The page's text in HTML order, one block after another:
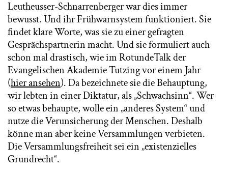
Leutheusser-Schnarrenberger war dies immer
bewusst. Und ihr Frühwarnsystem funktioniert. Sie
findet klare Worte, was sie zu einer gefragten
Gesprächspartnerin macht. Und sie formuliert auch
schon mal drastisch, wie im RotundeTalk der
Evangelischen Akademie Tutzing vor einem Jahr
(hier ansehen). Da bezeichnete sie die Behauptung,
wir lebten in einer Diktatur, als „Schwachsinn“. Wer
so etwas behaupte, wolle ein „anderes System“ und
nutze die Verunsicherung der Menschen. Deshalb
könne man aber keine Versammlungen verbieten.
Die Versammlungsfreiheit sei ein „existenzielles
Grundrecht“.